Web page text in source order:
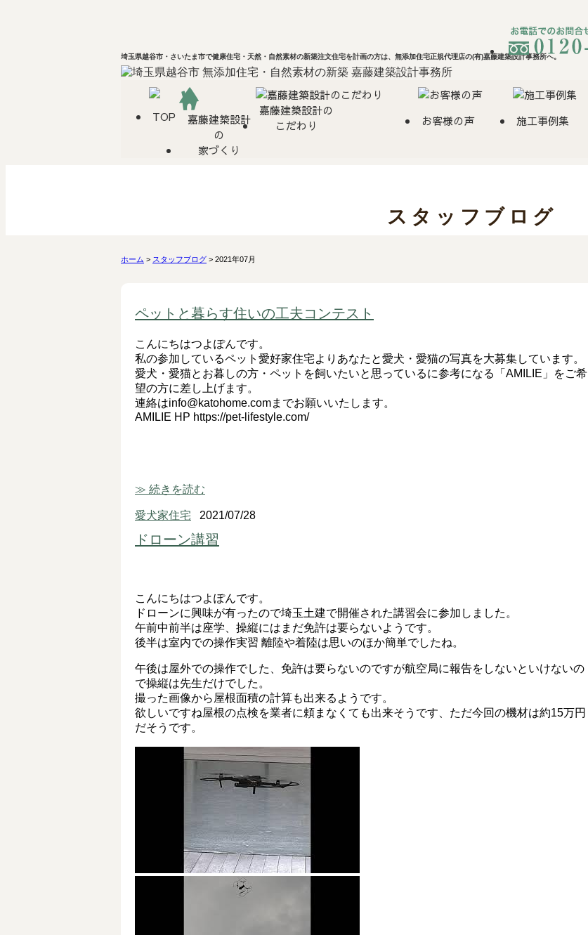
埼玉県越谷市・さいたま市で健康住宅・天然・自然素材の新築注文住宅を計画の方は、無添加住宅正規代理店の(有)嘉藤建築設計事務所へ。
TOP
嘉藤建築設計
の
家づくり
嘉藤建築設計の
こだわり
お客様の声 施工事例集
スタッフブログ
ホーム > スタッフブログ > 2021年07月
ペットと暮らす住いの工夫コンテスト
こんにちはつよぽんです。
私の参加しているペット愛好家住宅よりあなたと愛犬・愛猫の写真を大募集しています。
愛犬・愛猫とお暮しの方・ペットを飼いたいと思っているに参考になる「AMILIE」をご希
望の方に差し上げます。
連絡はinfo@katohome.comまでお願いいたします。
AMILIE HP https://pet-lifestyle.com/
≫ 続きを読む
愛犬家住宅 2021/07/28
ドローン講習
こんにちはつよぽんです。
ドローンに興味が有ったので埼玉土建で開催された講習会に参加しました。
午前中前半は座学、操縦にはまだ免許は要らないようです。
後半は室内での操作実習 離陸や着陸は思いのほか簡単でしたね。
午後は屋外での操作でした、免許は要らないのですが航空局に報告をしないといけないの
で操縦は先生だけでした。
撮った画像から屋根面積の計算も出来るようです。
欲しいですね屋根の点検を業者に頼まなくても出来そうです、ただ今回の機材は約15万円
だそうです。